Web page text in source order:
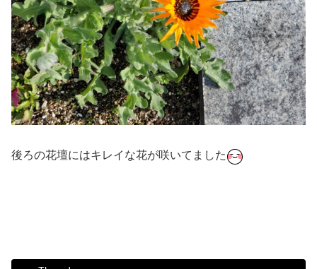
後ろの花壇にはキレイな花が咲いてました